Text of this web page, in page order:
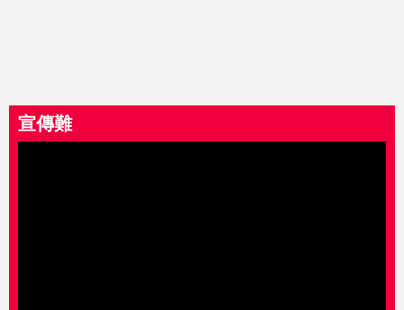
宣傳難